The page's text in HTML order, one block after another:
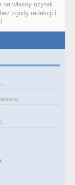
własny użytek.
zgody redakcji i